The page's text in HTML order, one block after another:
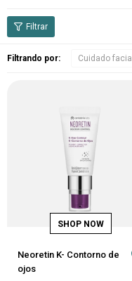
Filtrando por: Cuidado facial
Neoretin K- Contorno de
ojos